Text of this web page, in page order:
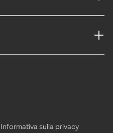
Informativa sulla privacy